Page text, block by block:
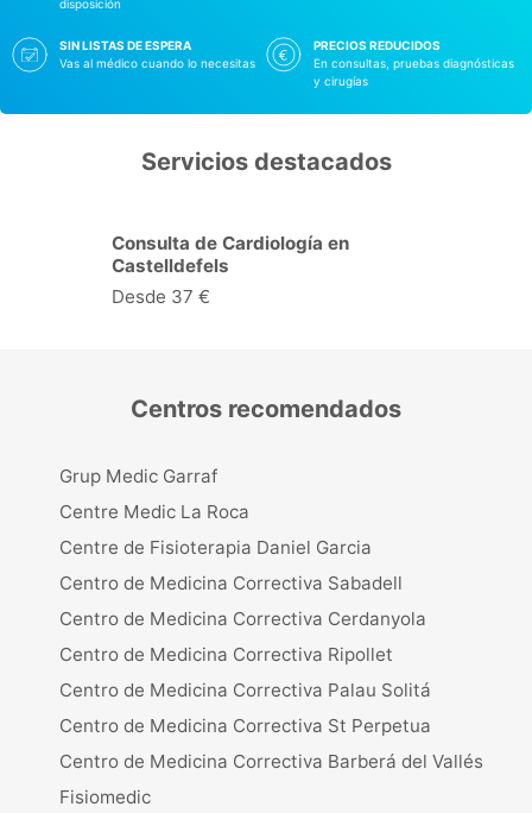
disposición
SIN LISTAS DE ESPERA
Vas al médico cuando lo necesitas
PRECIOS REDUCIDOS
En consultas, pruebas diagnósticas
y cirugías
Servicios destacados
Consulta de Cardiología en
Castelldefels
Desde 37 €
Centros recomendados
Grup Medic Garraf
Centre Medic La Roca
Centre de Fisioterapia Daniel Garcia
Centro de Medicina Correctiva Sabadell
Centro de Medicina Correctiva Cerdanyola
Centro de Medicina Correctiva Ripollet
Centro de Medicina Correctiva Palau Solitá
Centro de Medicina Correctiva St Perpetua
Centro de Medicina Correctiva Barberá del Vallés
Fisiomedic